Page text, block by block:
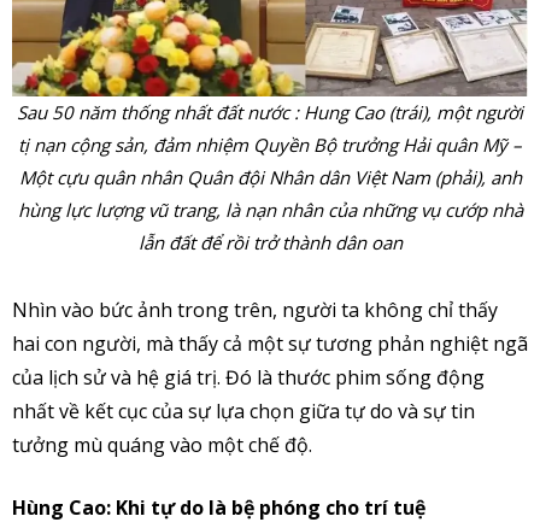
Sau 50 năm thống nhất đất nước : Hung Cao (trái), một người
tị nạn cộng sản, đảm nhiệm Quyền Bộ trưởng Hải quân Mỹ –
Một cựu quân nhân Quân đội Nhân dân Việt Nam (phải), anh
hùng lực lượng vũ trang, là nạn nhân của những vụ cướp nhà
lẫn đất để rồi trở thành dân oan
Nhìn vào bức ảnh trong trên, người ta không chỉ thấy
hai con người, mà thấy cả một sự tương phản nghiệt ngã
của lịch sử và hệ giá trị. Đó là thước phim sống động
nhất về kết cục của sự lựa chọn giữa tự do và sự tin
tưởng mù quáng vào một chế độ.
Hùng Cao: Khi tự do là bệ phóng cho trí tuệ